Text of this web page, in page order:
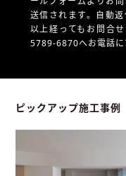
送信されます。自動
以上経ってもお問合
5789-6870へお電話に
ピックアップ施工事例